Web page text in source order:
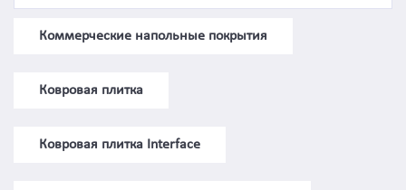
Коммерческие напольные покрытия
Ковровая плитка
Ковровая плитка Interface